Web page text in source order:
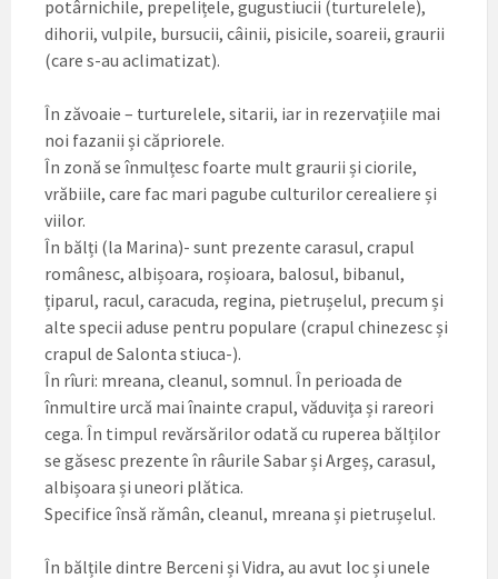
potârnichile, prepelițele, gugustiucii (turturelele),
dihorii, vulpile, bursucii, câinii, pisicile, soareii, graurii
(care s-au aclimatizat).
În zăvoaie – turturelele, sitarii, iar in rezervațiile mai
noi fazanii și căpriorele.
În zonă se înmulțesc foarte mult graurii și ciorile,
vrăbiile, care fac mari pagube culturilor cerealiere și
viilor.
În bălți (la Marina)- sunt prezente carasul, crapul
românesc, albișoara, roșioara, balosul, bibanul,
țiparul, racul, caracuda, regina, pietrușelul, precum și
alte specii aduse pentru populare (crapul chinezesc și
crapul de Salonta stiuca-).
În rîuri: mreana, cleanul, somnul. În perioada de
înmultire urcă mai înainte crapul, văduvița și rareori
cega. În timpul revărsărilor odată cu ruperea bălților
se găsesc prezente în râurile Sabar și Argeș, carasul,
albișoara și uneori plătica.
Specifice însă rămân, cleanul, mreana și pietrușelul.
În bălțile dintre Berceni și Vidra, au avut loc și unele